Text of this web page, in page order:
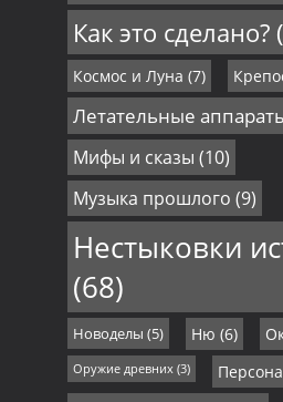
Как это сделано?
Космос и Луна (7)
Летательные
Мифы и сказы (10)
Музыка прошлого (9)
Нестыковки
(68)
Новоделы (5) Ню (6)
Оружие древних(3)